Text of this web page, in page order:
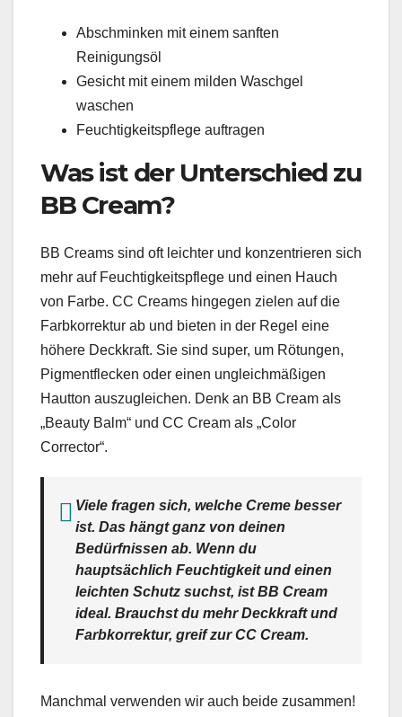
Abschminken mit einem sanften
Reinigungsöl
Gesicht mit einem milden Waschgel
waschen
Feuchtigkeitspflege auftragen
Was ist der Unterschied zu
BB Cream?
BB Creams sind oft leichter und konzentrieren sich
mehr auf Feuchtigkeitspflege und einen Hauch
von Farbe. CC Creams hingegen zielen auf die
Farbkorrektur ab und bieten in der Regel eine
höhere Deckkraft. Sie sind super, um Rötungen,
Pigmentflecken oder einen ungleichmäßigen
Hautton auszugleichen. Denk an BB Cream als
„Beauty Balm“ und CC Cream als „Color
Corrector“.
Viele fragen sich, welche Creme besser
ist. Das hängt ganz von deinen
Bedürfnissen ab. Wenn du
hauptsächlich Feuchtigkeit und einen
leichten Schutz suchst, ist BB Cream
ideal. Brauchst du mehr Deckkraft und
Farbkorrektur, greif zur CC Cream.
Manchmal verwenden wir auch beide zusammen!